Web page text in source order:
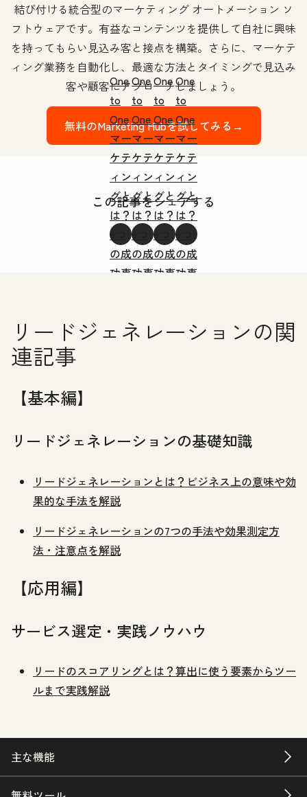
結び付ける統合型のマーケティング オートメーション ソ
フトウェアです。有益なコンテンツを提供して自社に興味
を持ってもらい見込み客と接点を構築。さらに、マーケテ
ィング業務を自動化し、最適な方法とタイミングで見込み
客や顧客にアプローチしましょう。
無料のMarketing Hubを試してみる→
この記事をシェアする
One
to
One
マー
ケテ
ィン
グと
は？
6つ
の成
功事
の手
One
to
One
マー
ケテ
ィン
グと
は？
6つ
の成
功事
の手
One
to
One
マー
ケテ
ィン
グと
は？
6つ
の成
功事
の手
One
to
One
マー
ケテ
ィン
グと
は？
6つ
の成
功事
の手
リードジェネレーションの関
連記事
【基本編】
リードジェネレーションの基礎知識
リードジェネレーションとは？ビジネス上の意味や効
果的な手法を解説
リードジェネレーションの7つの手法や効果測定方
法・注意点を解説
【応用編】
サービス選定・実践ノウハウ
リードのスコアリングとは？算出に使う要素からツー
ルまで実践解説
主な機能